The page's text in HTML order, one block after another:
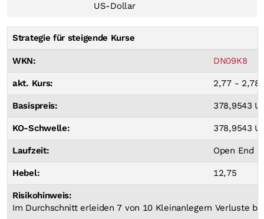
US-Dollar
Strategie für steigende Kurse
WKN: DN09K8
akt. Kurs: 2,77 - 2,78
Basispreis: 378,9543
KO-Schwelle: 378,9543
Laufzeit: Open End
Hebel: 12,75
Risikohinweis:
Im Durchschnitt erleiden 7 von 10 Kleinanlegern Verluste